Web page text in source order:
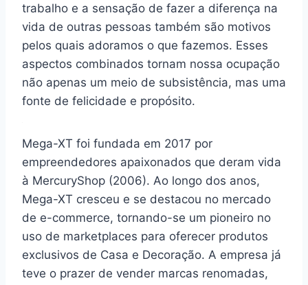
trabalho e a sensação de fazer a diferença na
vida de outras pessoas também são motivos
pelos quais adoramos o que fazemos. Esses
aspectos combinados tornam nossa ocupação
não apenas um meio de subsistência, mas uma
fonte de felicidade e propósito.
Mega-XT foi fundada em 2017 por
empreendedores apaixonados que deram vida
à MercuryShop (2006). Ao longo dos anos,
Mega-XT cresceu e se destacou no mercado
de e-commerce, tornando-se um pioneiro no
uso de marketplaces para oferecer produtos
exclusivos de Casa e Decoração. A empresa já
teve o prazer de vender marcas renomadas,